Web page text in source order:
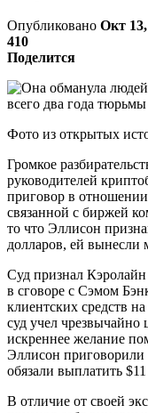
Опубликовано Окт
410
Поделится
Фото из открытых
Громкое
руководителей
приговор в
связанной с биржей
то что Эллисон
долларов, ей вынесли
Суд признал
в сговоре с Сэмом
клиентских средств
суд учел
искреннее желание
Эллисон приговорили
обязали выплатить
В отличие от своей